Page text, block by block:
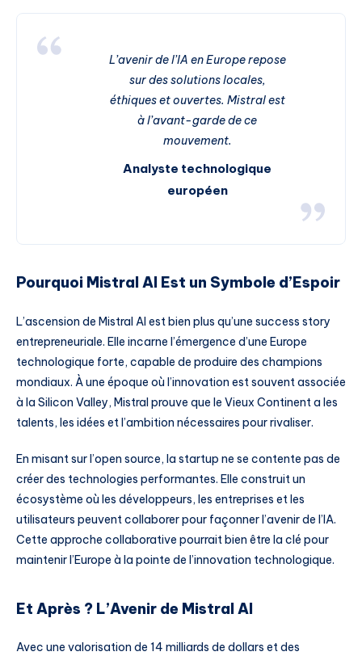
L’avenir de l’IA en Europe repose
sur des solutions locales,
éthiques et ouvertes. Mistral est
à l’avant-garde de ce
mouvement.
Analyste technologique
européen
Pourquoi Mistral AI Est un Symbole d’Espoir
L’ascension de Mistral AI est bien plus qu’une success story
entrepreneuriale. Elle incarne l’émergence d’une Europe
technologique forte, capable de produire des champions
mondiaux. À une époque où l’innovation est souvent associée
à la Silicon Valley, Mistral prouve que le Vieux Continent a les
talents, les idées et l’ambition nécessaires pour rivaliser.
En misant sur l’open source, la startup ne se contente pas de
créer des technologies performantes. Elle construit un
écosystème où les développeurs, les entreprises et les
utilisateurs peuvent collaborer pour façonner l’avenir de l’IA.
Cette approche collaborative pourrait bien être la clé pour
maintenir l’Europe à la pointe de l’innovation technologique.
Et Après ? L’Avenir de Mistral AI
Avec une valorisation de 14 milliards de dollars et des